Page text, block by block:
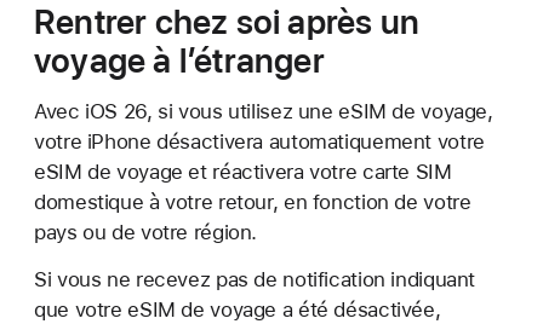
Rentrer chez soi après un
voyage à l’étranger
Avec iOS 26, si vous utilisez une eSIM de voyage,
votre iPhone désactivera automatiquement votre
eSIM de voyage et réactivera votre carte SIM
domestique à votre retour, en fonction de votre
pays ou de votre région.
Si vous ne recevez pas de notification indiquant
que votre eSIM de voyage a été désactivée,